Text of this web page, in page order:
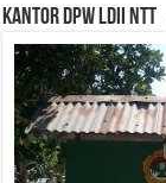
Kantor DPW LDII NTT